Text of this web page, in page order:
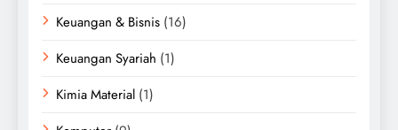
Keuangan & Bisnis (16)
Keuangan Syariah (1)
Kimia Material (1)